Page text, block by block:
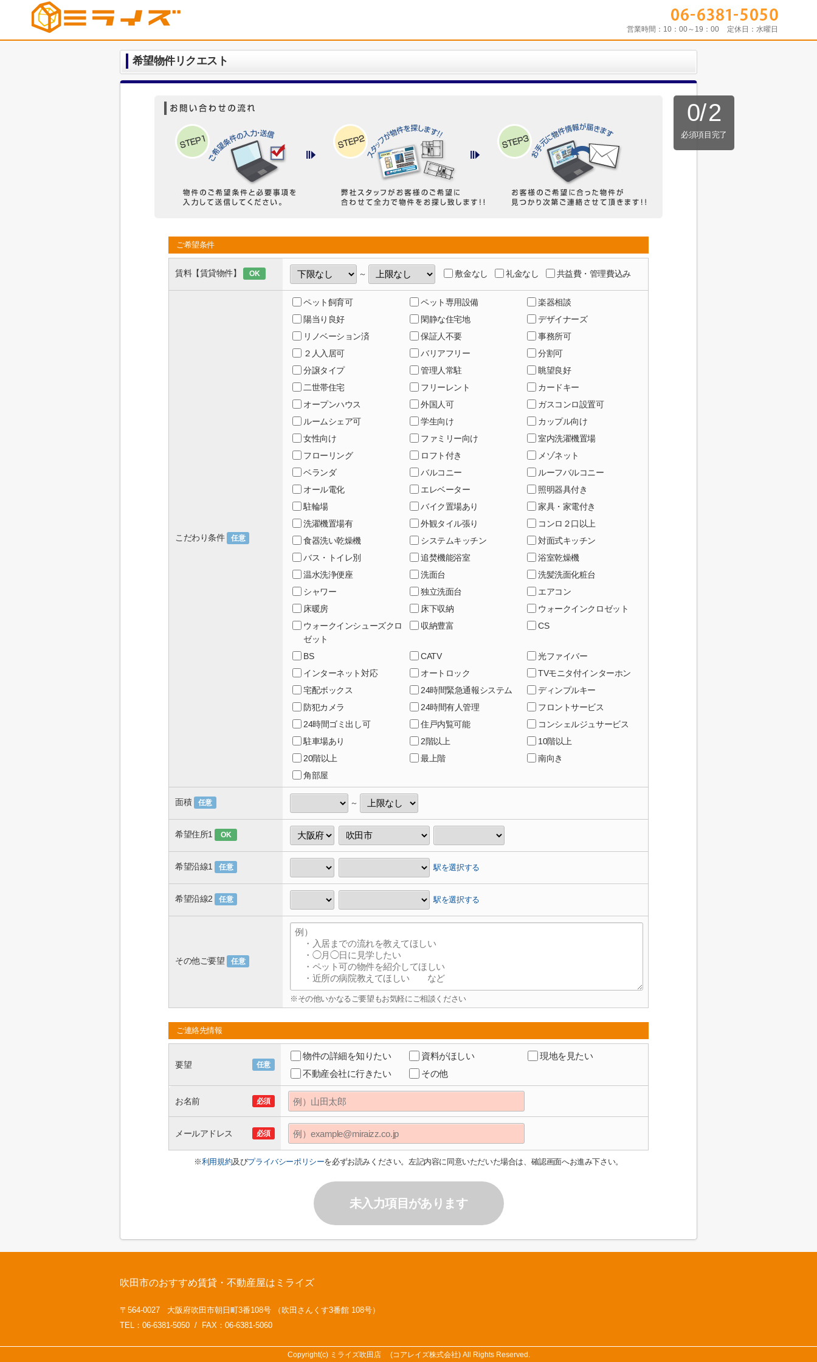
営業時間： 10：00～19：00 定休日： 水曜日
希望物件リクエスト
0/2
必須項目完了
ご希望条件
賃料【賃貸物件】 OK ～ 敷金なし 礼金なし 共益費・管理費込み
こだわり条件 任意
ペット飼育可 ペット専用設備
楽器相談
陽当り良好
閑静な住宅地
デザイナーズ
リノベーション済
保証人不要
事務所可
２人入居可
バリアフリー
分割可
分譲タイプ
管理人常駐
眺望良好
二世帯住宅
フリーレント
カードキー
オープンハウス
外国人可
ガスコンロ設置可
ルームシェア可
学生向け
カップル向け
女性向け
ファミリー向け
室内洗濯機置場
フローリング
ロフト付き
メゾネット
ベランダ
バルコニー
ルーフバルコニー
オール電化
エレベーター
照明器具付き
駐輪場
バイク置場あり
家具・家電付き
洗濯機置場有
外観タイル張り
コンロ２口以上
食器洗い乾燥機
システムキッチン
対面式キッチン
バス・トイレ別
追焚機能浴室
浴室乾燥機
温水洗浄便座
洗面台
洗髪洗面化粧台
シャワー
独立洗面台
エアコン
床暖房
床下収納
ウォークインクロゼット
ウォークインシューズクロ
ゼット
収納豊富 CS
BS CATV
光ファイバー
インターネット対応
オートロック
TVモニタ付インターホン
宅配ボックス
24時間緊急通報システム
ディンプルキー
防犯カメラ
24時間有人管理
フロントサービス
24時間ゴミ出し可
住戸内覧可能
コンシェルジュサービス
駐車場あり
2階以上
10階以上
20階以上
最上階
南向き
角部屋
面積 任意 ～
希望住所1 OK
希望沿線1 任意 駅を選択する
希望沿線2 任意 駅を選択する
その他ご要望 任意
※その他いかなるご要望もお気軽にご相談ください
ご連絡先情報
要望 任意
物件の詳細を知りたい 資料がほしい
現地を見たい
不動産会社に行きたい
その他
お名前 必須
メールアドレス 必須
※利用規約及びプライバシーポリシーを必ずお読みください。左記内容に同意いただいた場合は、確認画面へお進み下さい。
未入力項目があります
吹田市のおすすめ賃貸・不動産屋はミライズ
〒564-0027 大阪府吹田市朝日町3番108号 （吹田さんくす3番館 108号）
TEL：06-6381-5050 / FAX：06-6381-5060
Copyright(c) ミライズ吹田店 (コアレイズ株式会社) All Rights Reserved.